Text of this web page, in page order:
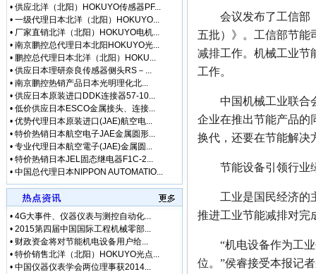
• [网站公告] 大陆专业
• [最新快讯] 南京鹏控
• [最新快讯] 长期销
• [网站公告] 全国总代
• [网站公告] 鹭宫压力
• [网站公告] 三丰
• [网站公告]
三菱变
• [网站公告] 三菱电机
• [网站公告]
三键接着
• [网站公告] 伊苏米充
• [网站公告] 住友
• [网站公告] 住友电装
• [最新快讯] 微软3.5
• 供应北洋（北阳）HOKUYO传感器PF...
• 一级代理日本北洋（北阳）HOKUYO...
• 厂家直销北洋（北阳）HOKUYO电机...
• 南京鹏控总代理日本北阳HOKUYO光...
• 鹏控总代理日本北洋（北阳）HOKU...
• 供应日本理研奈良传感器侧头RS－...
• 南京鹏控热销产品日本光明理化北...
• 供应日本原装进口DDK连接器57-10...
• 低价供应日本ESCO金属接头、连接...
• 优势代理日本原装进口(JAE)航空电...
• 特价热销日本航空电子JAE金属圆形...
• 专业代理日本航空電子(JAE)金属圆...
• 特价热销日本JEL固态继电器F1C-2...
• 中国总代理日本NIPPON AUTOMATIO...
• 4G大事件、仪器仪表与测控自动化...
• 2015第四届中国国际工程机械零部...
• 财政资金将对节能机电设备用户给...
• 特价销售北洋（北阳）HOKUYO光点...
• 中国仪器仪表学会两位理事获2014...
会议发布了工信部《
五批）》。工信部节能
减排工作。机械工业节
工作。
中国机械工业联合会
企业在推出节能产品的
换代，还要在节能解决
节能设备引领行业
工业是国民经济的主
推进工业节能减排对完
“机电设备作为工业
位。”侯睿接受本报记